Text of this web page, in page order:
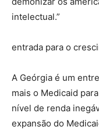
intelectual.”
entrada para o
A Geórgia é um
mais o Medicaid
nível de renda
expansão do